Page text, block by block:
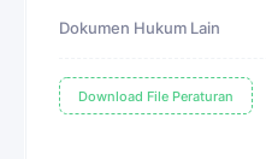
Dokumen Hukum Lain
Download File Peraturan